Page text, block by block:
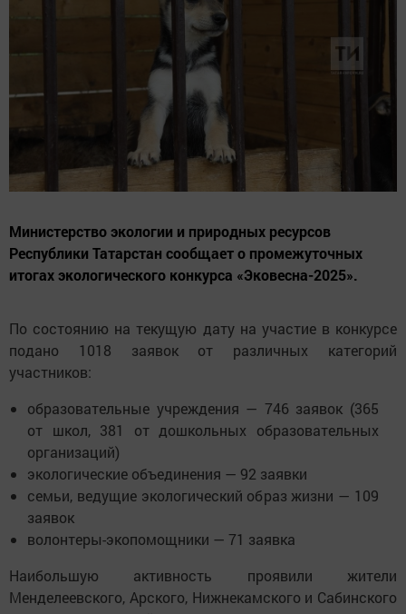
Министерство экологии и природных ресурсов
Республики Татарстан сообщает о промежуточных
итогах экологического конкурса «Эковесна-2025».
По состоянию на текущую дату на участие в конкурсе
подано 1018 заявок от различных категорий
участников:
образовательные учреждения — 746 заявок (365
от школ, 381 от дошкольных образовательных
организаций)
экологические объединения — 92 заявки
семьи, ведущие экологический образ жизни — 109
заявок
волонтеры-экопомощники — 71 заявка
Наибольшую активность проявили жители
Менделеевского, Арского, Нижнекамского и Сабинского